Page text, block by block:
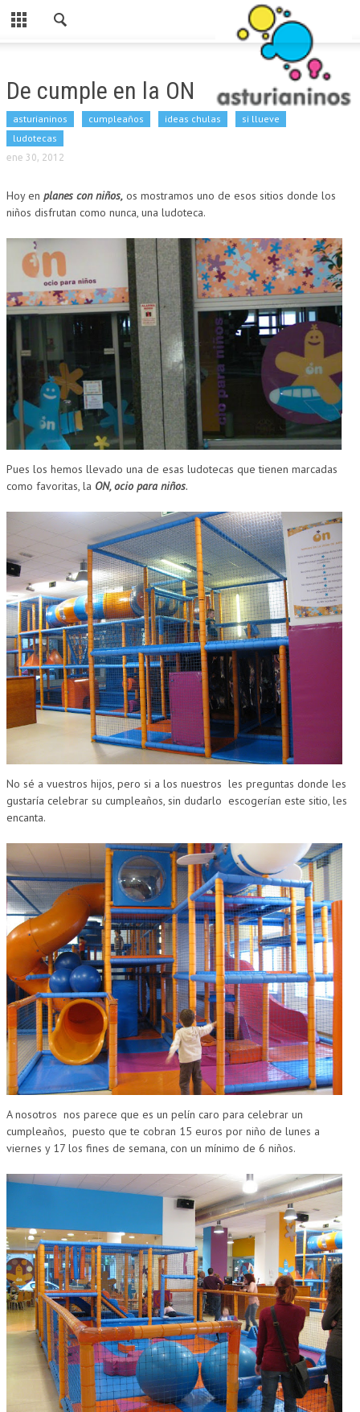
Cerrar
CATEGORIAS
PARA ESTE FINDE
ASTURIANINOS
RUTAS
MERENDEROS
SI LLUEVE
PARA COMER
LUDOTECAS
CUMPLEAÑOS
MUSEOS
CONTACT
De cumple en la ON
asturianinos cumpleaños ideas chulas
si llueve
ludotecas
ene 30, 2012
Hoy en planes con niños, os mostramos uno de esos sitios donde los
niños disfrutan como nunca, una ludoteca.
Pues los hemos llevado una de esas ludotecas que tienen marcadas
como favoritas, la ON, ocio para niños.
No sé a vuestros hijos, pero si a los nuestros les preguntas donde les
gustaría celebrar su cumpleaños, sin dudarlo escogerían este sitio, les
encanta.
A nosotros nos parece que es un pelín caro para celebrar un
cumpleaños, puesto que te cobran 15 euros por niño de lunes a
viernes y 17 los fines de semana, con un mínimo de 6 niños.